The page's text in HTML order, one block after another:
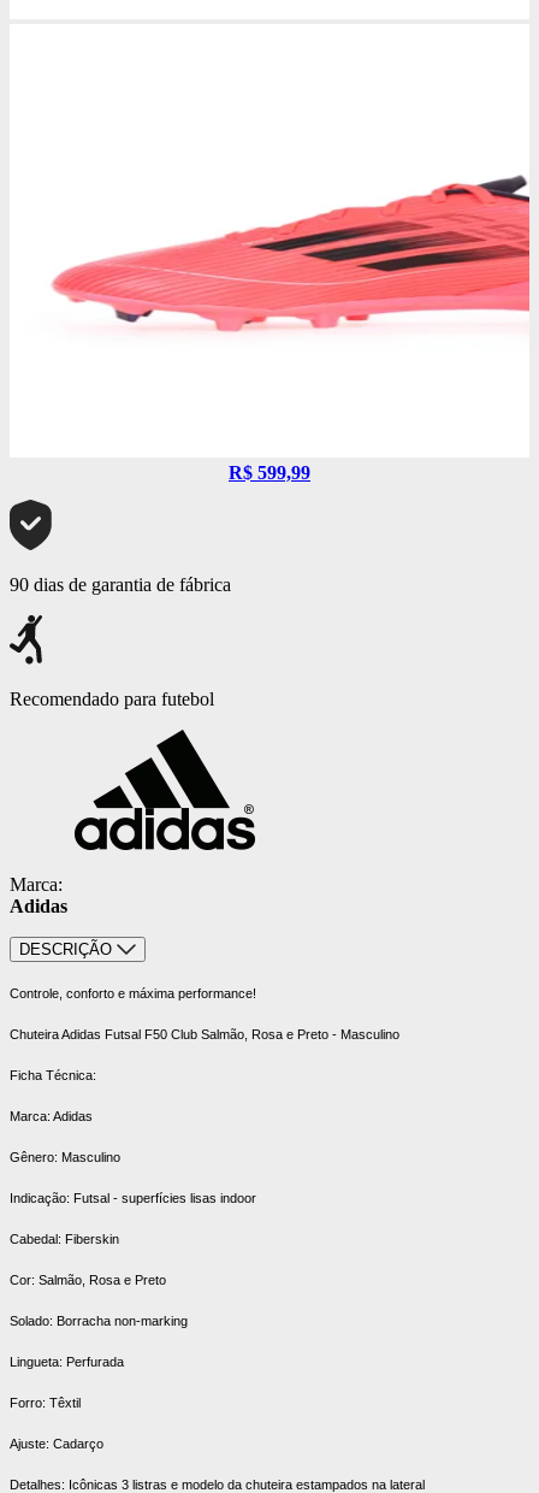
R$ 599,99
90 dias de garantia de fábrica
Recomendado para futebol
Marca:
Adidas
DESCRIÇÃO
Controle, conforto e máxima performance!
Chuteira Adidas Futsal F50 Club Salmão, Rosa e Preto - Masculino
Ficha Técnica:
Marca: Adidas
Gênero: Masculino
Indicação: Futsal - superfícies lisas indoor
Cabedal: Fiberskin
Cor: Salmão, Rosa e Preto
Solado: Borracha non-marking
Lingueta: Perfurada
Forro: Têxtil
Ajuste: Cadarço
Detalhes: Icônicas 3 listras e modelo da chuteira estampados na lateral